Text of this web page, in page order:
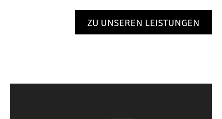
ZU UNSEREN LEISTUNGEN